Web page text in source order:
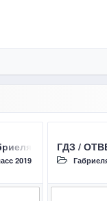
ОКСИДЫ, ИХ
О.С. ,
2019
ГДЗ /